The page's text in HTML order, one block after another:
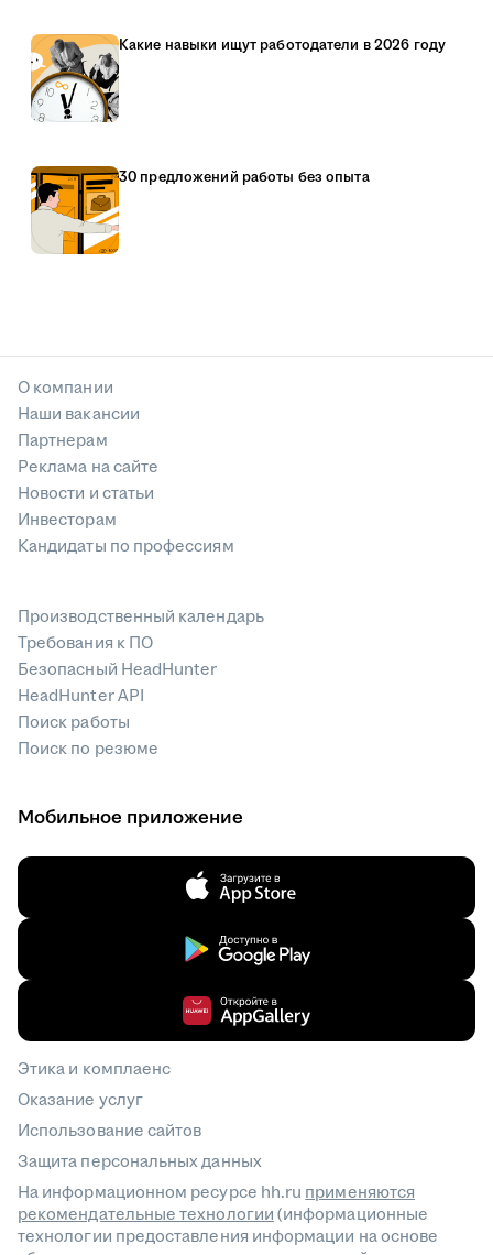
Какие навыки ищут работодатели в 2026 году
30 предложений работы без опыта
О компании
Наши вакансии
Партнерам
Реклама на сайте
Новости и статьи
Инвесторам
Кандидаты по профессиям
Производственный календарь
Требования к ПО
Безопасный HeadHunter
HeadHunter API
Поиск работы
Поиск по резюме
Мобильное приложение
Этика и комплаенс
Оказание услуг
Использование сайтов
Защита персональных данных
На информационном ресурсе hh.ru применяются
рекомендательные технологии(информационные
технологии предоставления информации на основе